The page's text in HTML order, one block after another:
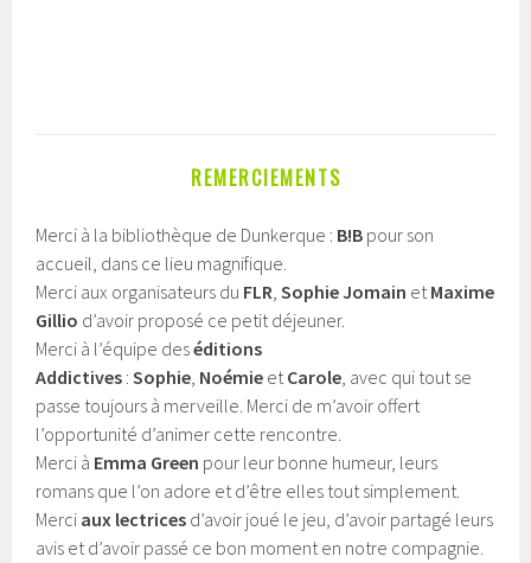
REMERCIEMENTS
Merci à la bibliothèque de Dunkerque : B!B pour son
accueil, dans ce lieu magnifique.
Merci aux organisateurs du FLR ,Sophie Jomain et Maxime
Gillio d’avoir proposé ce petit déjeuner.
Merci à l’équipe deséditions
Addictives :Sophie Noémie et Carole , avec qui tout se
passe toujours à merveille. Merci de m’avoir offert
l’opportunité d’animer cette rencontre.
Merci à Emma Green pour leur bonne humeur, leurs
romans que l’on adore et d’être elles tout simplement.
Merci aux lectrices d’avoir joué le jeu, d’avoir partagé leurs
avis et d’avoir passé ce bon moment en notre compagnie.